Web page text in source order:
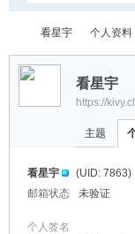
kiv›
看星宇 个人资料
看星宇
https://
主题
看星宇
(UID: 7863)
邮箱状态
未验证
个人签名